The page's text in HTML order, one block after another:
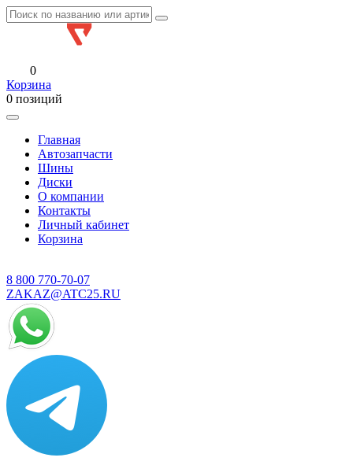
0
Корзина
0 позиций
Главная
Автозапчасти
Шины
Диски
О компании
Контакты
Личный кабинет
Корзина
8 800 770-70-07
ZAKAZ@ATC25.RU